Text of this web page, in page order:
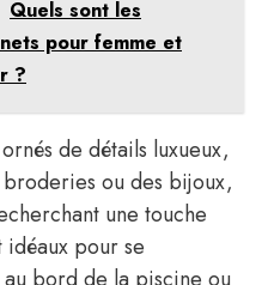
Quels sont les
pour femme et
?
de détails luxueux,
ou des bijoux,
une touche
idéaux pour se